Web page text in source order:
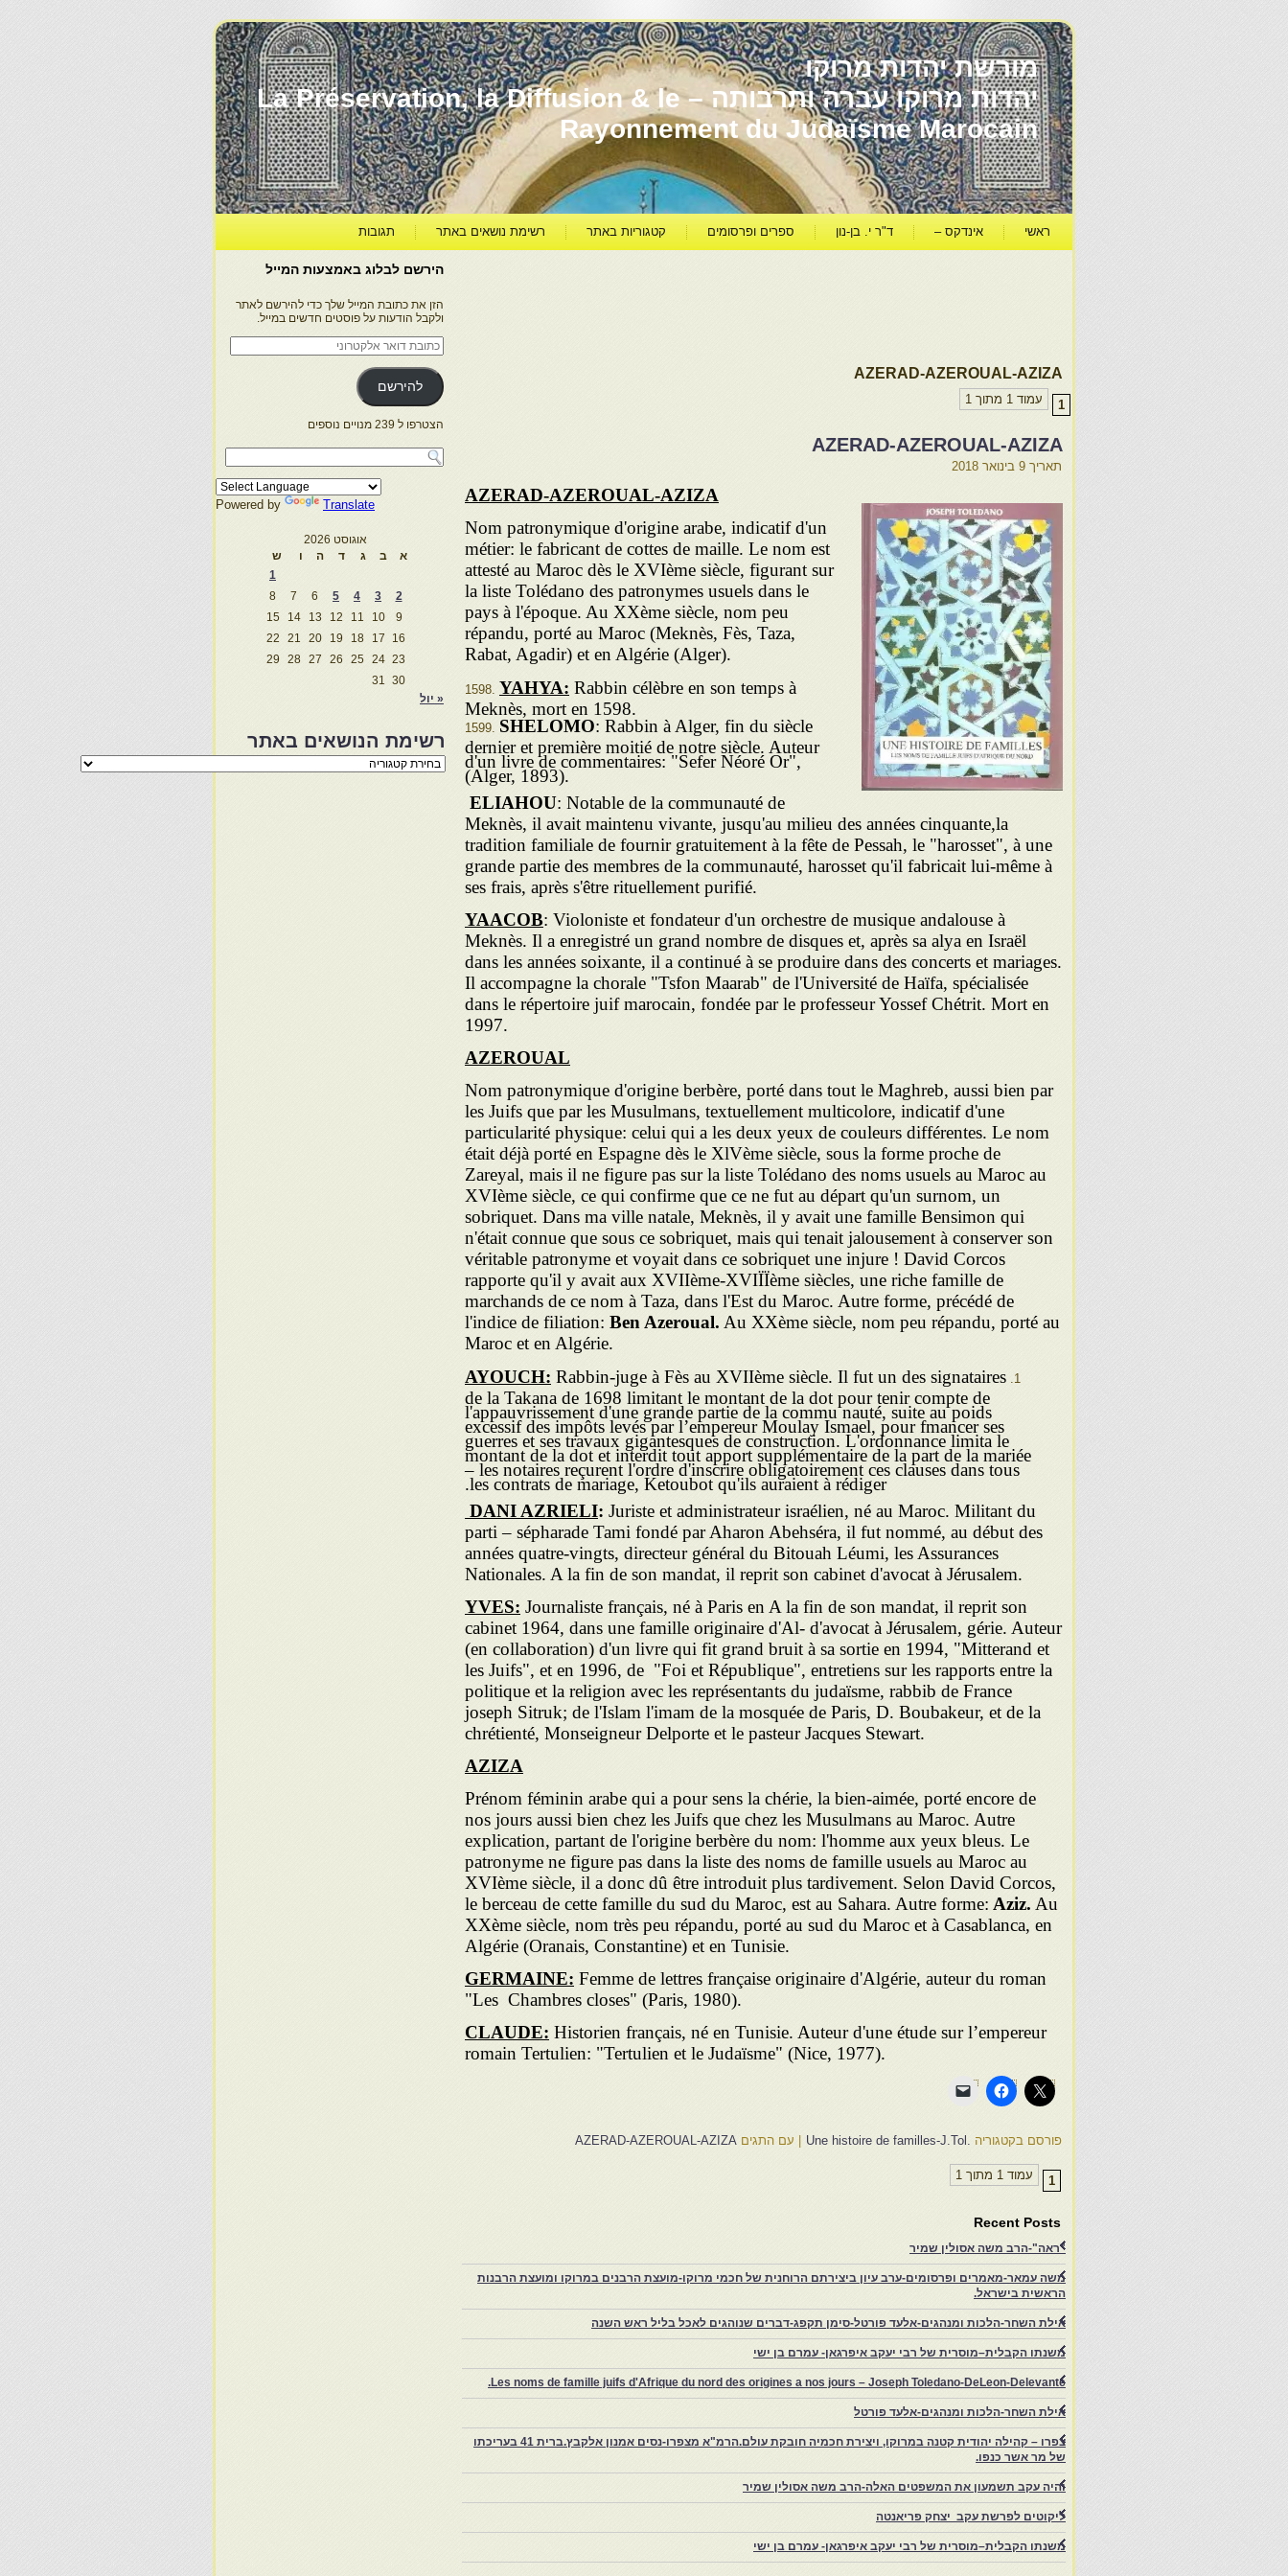
מורשת יהדות מרוקו
יהדות מרוקו עברה ותרבותה – La Préservation, la Diffusion & le
Rayonnement du Judaïsme Marocain
ראשי אינדקס – ד"ר י. בן-נון ספרים ופרסומים קטגוריות באתר רשימת נושאים באתר תגובות
AZERAD-AZEROUAL-AZIZA
עמוד 1 מתוך 1 1
AZERAD-AZEROUAL-AZIZA
תאריך 9 בינואר 2018
AZERAD-AZEROUAL-AZIZA
Nom patronymique d'origine arabe, indicatif d'un
métier: le fabricant de cottes de maille. Le nom est
attesté au Maroc dès le XVIème siècle, figurant sur
la liste Tolédano des patronymes usuels dans le
pays à l'époque. Au XXème siècle, nom peu
répandu, porté au Maroc (Meknès, Fès, Taza,
Rabat, Agadir) et en Algérie (Alger).
YAHYA: Rabbin célèbre en son temps à
Meknès, mort en 1598.
SHELOMO: Rabbin à Alger, fin du siècle
dernier et première moitié de notre siècle. Auteur
d'un livre de commentaires: "Sefer Néoré Or",
(Alger, 1893).
ELIAHOU: Notable de la communauté de
Meknès, il avait maintenu vivante, jusqu'au milieu des années cinquante,la
tradition familiale de fournir gratuitement à la fête de Pessah, le "harosset", à une
grande partie des membres de la communauté, harosset qu'il fabricait lui-même à
ses frais, après s'être rituellement purifié.
YAACOB: Violoniste et fondateur d'un orchestre de musique andalouse à
Meknès. Il a enregistré un grand nombre de disques et, après sa alya en Israël
dans les années soixante, il a continué à se produire dans des concerts et mariages.
Il accompagne la chorale "Tsfon Maarab" de l'Université de Haïfa, spécialisée
dans le répertoire juif marocain, fondée par le professeur Yossef Chétrit. Mort en
1997.
AZEROUAL
Nom patronymique d'origine berbère, porté dans tout le Maghreb, aussi bien par
les Juifs que par les Musulmans, textuellement multicolore, indicatif d'une
particularité physique: celui qui a les deux yeux de couleurs différentes. Le nom
était déjà porté en Espagne dès le XlVème siècle, sous la forme proche de
Zareyal, mais il ne figure pas sur la liste Tolédano des noms usuels au Maroc au
XVIème siècle, ce qui confirme que ce ne fut au départ qu'un surnom, un
sobriquet. Dans ma ville natale, Meknès, il y avait une famille Bensimon qui
n'était connue que sous ce sobriquet, mais qui tenait jalousement à conserver son
véritable patronyme et voyait dans ce sobriquet une injure ! David Corcos
rapporte qu'il y avait aux XVIIème-XVIÏÏème siècles, une riche famille de
marchands de ce nom à Taza, dans l'Est du Maroc. Autre forme, précédé de
l'indice de filiation: Ben Azeroual. Au XXème siècle, nom peu répandu, porté au
Maroc et en Algérie.
AYOUCH: Rabbin-juge à Fès au XVIIème siècle. Il fut un des signataires
de la Takana de 1698 limitant le montant de la dot pour tenir compte de
l'appauvrissement d'une grande partie de la commu nauté, suite au poids
excessif des impôts levés par l’empereur Moulay Ismael, pour fmancer ses
guerres et ses travaux gigantesques de construction. L'ordonnance limita le
montant de la dot et interdit tout apport supplémentaire de la part de la mariée
– les notaires reçurent l'ordre d'inscrire obligatoirement ces clauses dans tous
les contrats de mariage, Ketoubot qu'ils auraient à rédiger.
DANI AZRIELI: Juriste et administrateur israélien, né au Maroc. Militant du
parti – sépharade Tami fondé par Aharon Abehséra, il fut nommé, au début des
années quatre-vingts, directeur général du Bitouah Léumi, les Assurances
Nationales. A la fin de son mandat, il reprit son cabinet d'avocat à Jérusalem.
YVES: Journaliste français, né à Paris en A la fin de son mandat, il reprit son
cabinet 1964, dans une famille originaire d'Al- d'avocat à Jérusalem, gérie. Auteur
(en collaboration) d'un livre qui fit grand bruit à sa sortie en 1994, "Mitterand et
les Juifs", et en 1996, de "Foi et République", entretiens sur les rapports entre la
politique et la religion avec les représentants du judaïsme, rabbib de France
joseph Sitruk; de l'Islam l'imam de la mosquée de Paris, D. Boubakeur, et de la
chrétienté, Monseigneur Delporte et le pasteur Jacques Stewart.
AZIZA
Prénom féminin arabe qui a pour sens la chérie, la bien-aimée, porté encore de
nos jours aussi bien chez les Juifs que chez les Musulmans au Maroc. Autre
explication, partant de l'origine berbère du nom: l'homme aux yeux bleus. Le
patronyme ne figure pas dans la liste des noms de famille usuels au Maroc au
XVIème siècle, il a donc dû être introduit plus tardivement. Selon David Corcos,
le berceau de cette famille du sud du Maroc, est au Sahara. Autre forme: Aziz. Au
XXème siècle, nom très peu répandu, porté au sud du Maroc et à Casablanca, en
Algérie (Oranais, Constantine) et en Tunisie.
GERMAINE: Femme de lettres française originaire d'Algérie, auteur du roman
"Les Chambres closes" (Paris, 1980).
CLAUDE: Historien français, né en Tunisie. Auteur d'une étude sur l’empereur
romain Tertulien: "Tertulien et le Judaïsme" (Nice, 1977).
פורסם בקטגוריה .Une histoire de familles-J.Tol עם התגים AZERAD-AZEROUAL-AZIZA
עמוד 1 מתוך 1 1
Recent Posts
"ראה"-הרב משה אסולין שמיר
משה עמאר-מאמרים ופרסומים-ערב עיון ביצירתם הרוחנית של חכמי מרוקו-מועצת הרבנים במרוקו ומועצת הרבנות
הראשית בישראל.
אילת השחר-הלכות ומנהגים-אלעד פורטל-סימן תקפג-דברים שנוהגים לאכל בליל ראש השנה
משנתו הקבלית–מוסרית של רבי יעקב איפרגאן- עמרם בן ישי
Les noms de famille juifs d'Afrique du nord des origines a nos jours – Joseph Toledano-DeLeon-Delevante.
אילת השחר-הלכות ומנהגים-אלעד פורטל
צפרו – קהילה יהודית קטנה במרוקו, ויצירת חכמיה חובקת עולם.הרמ"א מצפרו-נסים אמנון אלקבץ.ברית 41 בעריכתו
של מר אשר כנפו.
והיה עקב תשמעון את המשפטים האלה-הרב משה אסולין שמיר
ליקוטים לפרשת עקב יצחק פריאנטה
משנתו הקבלית–מוסרית של רבי יעקב איפרגאן- עמרם בן ישי
הירשם לבלוג באמצעות המייל
הזן את כתובת המייל שלך כדי להירשם לאתר
ולקבל הודעות על פוסטים חדשים במייל.
כתובת
דואר
אלקטרוני
להירשם
הצטרפו ל 239 מנויים נוספים
Powered by Translate
אוגוסט 2026
א
ב ג ד ה ו
ש
1
2
3
4
5
6
7
8
9
10
11
12
13
14
15
16
17
18
19
20
21
22
23
24
25
26
27
28
29
30
31
« יול
רשימת הנושאים באתר
רשימת
הנושאים